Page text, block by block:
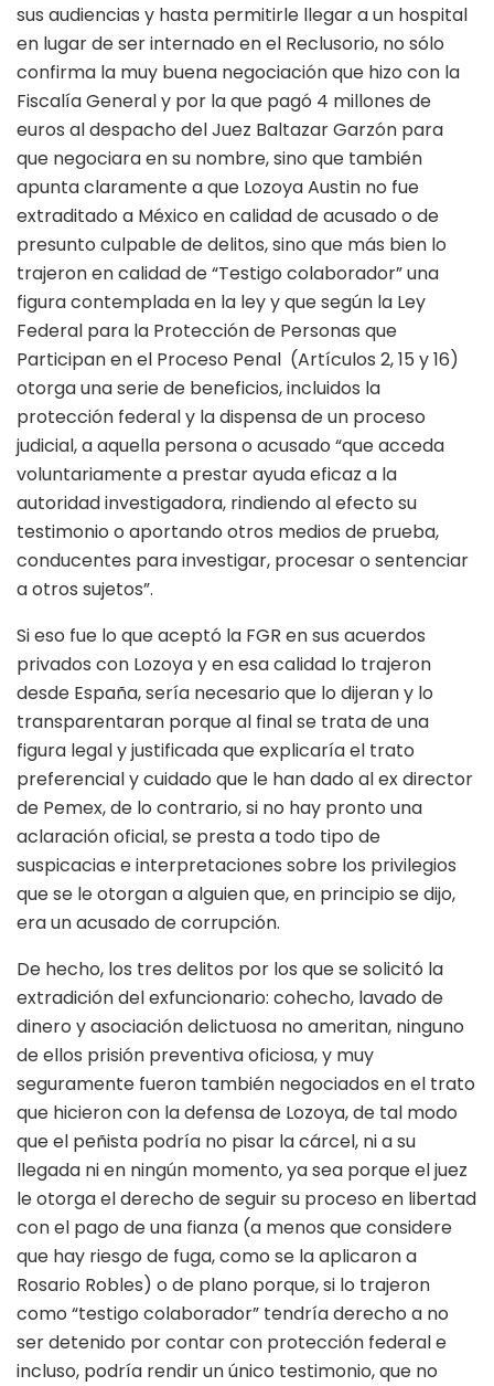
sus audiencias y hasta permitirle llegar a un hospital
en lugar de ser internado en el Reclusorio, no sólo
confirma la muy buena negociación que hizo con la
Fiscalía General y por la que pagó 4 millones de
euros al despacho del Juez Baltazar Garzón para
que negociara en su nombre, sino que también
apunta claramente a que Lozoya Austin no fue
extraditado a México en calidad de acusado o de
presunto culpable de delitos, sino que más bien lo
trajeron en calidad de “Testigo colaborador” una
figura contemplada en la ley y que según la Ley
Federal para la Protección de Personas que
Participan en el Proceso Penal (Artículos 2, 15 y 16)
otorga una serie de beneficios, incluidos la
protección federal y la dispensa de un proceso
judicial, a aquella persona o acusado “que acceda
voluntariamente a prestar ayuda eficaz a la
autoridad investigadora, rindiendo al efecto su
testimonio o aportando otros medios de prueba,
conducentes para investigar, procesar o sentenciar
a otros sujetos”.
Si eso fue lo que aceptó la FGR en sus acuerdos
privados con Lozoya y en esa calidad lo trajeron
desde España, sería necesario que lo dijeran y lo
transparentaran porque al final se trata de una
figura legal y justificada que explicaría el trato
preferencial y cuidado que le han dado al ex director
de Pemex, de lo contrario, si no hay pronto una
aclaración oficial, se presta a todo tipo de
suspicacias e interpretaciones sobre los privilegios
que se le otorgan a alguien que, en principio se dijo,
era un acusado de corrupción.
De hecho, los tres delitos por los que se solicitó la
extradición del exfuncionario: cohecho, lavado de
dinero y asociación delictuosa no ameritan, ninguno
de ellos prisión preventiva oficiosa, y muy
seguramente fueron también negociados en el trato
que hicieron con la defensa de Lozoya, de tal modo
que el peñista podría no pisar la cárcel, ni a su
llegada ni en ningún momento, ya sea porque el juez
le otorga el derecho de seguir su proceso en libertad
con el pago de una fianza (a menos que considere
que hay riesgo de fuga, como se la aplicaron a
Rosario Robles) o de plano porque, si lo trajeron
como “testigo colaborador” tendría derecho a no
ser detenido por contar con protección federal e
incluso, podría rendir un único testimonio, que no